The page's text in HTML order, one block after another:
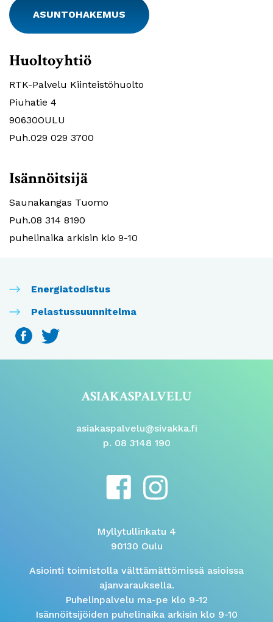
ASUNTOHAKEMUS
Huoltoyhtiö
RTK-Palvelu Kiinteistöhuolto
Piuhatie 4
90630OULU
Puh.029 029 3700
Isännöitsijä
Saunakangas Tuomo
Puh.08 314 8190
puhelinaika arkisin klo 9-10
Energiatodistus
Pelastussuunnitelma
ASIAKASPALVELU
asiakaspalvelu@sivakka.fi
p. 08 3148 190
Myllytullinkatu 4
90130 Oulu
Asiointi toimistolla välttämättömissä asioissa
ajanvarauksella.
Puhelinpalvelu ma-pe klo 9-12
Isännöitsijöiden puhelinaika arkisin klo 9-10